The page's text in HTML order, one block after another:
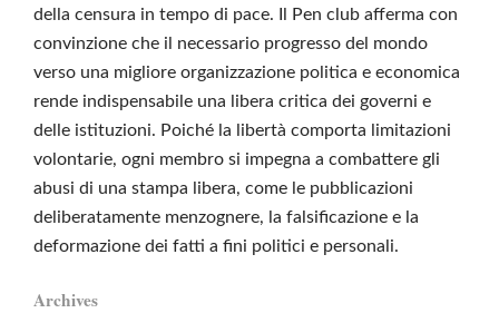
della censura in tempo di pace. Il Pen club afferma con
convinzione che il necessario progresso del mondo
verso una migliore organizzazione politica e economica
rende indispensabile una libera critica dei governi e
delle istituzioni. Poiché la libertà comporta limitazioni
volontarie, ogni membro si impegna a combattere gli
abusi di una stampa libera, come le pubblicazioni
deliberatamente menzognere, la falsificazione e la
deformazione dei fatti a fini politici e personali.
Archives